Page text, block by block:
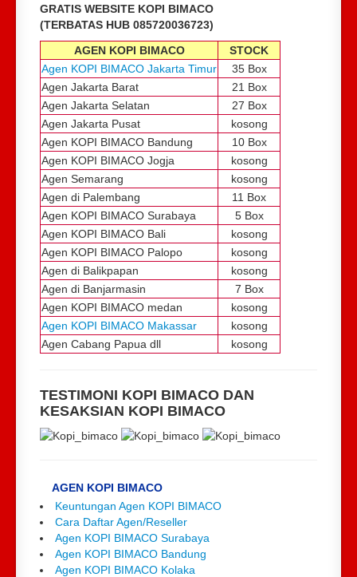
GRATIS WEBSITE KOPI BIMACO
(TERBATAS HUB 085720036723)
AGEN KOPI BIMACO
STOCK
Agen KOPI BIMACO Jakarta Timur
35 Box
Agen Jakarta Barat
21 Box
Agen Jakarta Selatan
27 Box
Agen Jakarta Pusat
kosong
Agen KOPI BIMACO Bandung
10 Box
Agen KOPI BIMACO Jogja
kosong
Agen Semarang
kosong
Agen di Palembang
11 Box
Agen KOPI BIMACO Surabaya
5 Box
Agen KOPI BIMACO Bali
kosong
Agen KOPI BIMACO Palopo
kosong
Agen di Balikpapan
kosong
Agen di Banjarmasin
7 Box
Agen KOPI BIMACO medan
kosong
Agen KOPI BIMACO Makassar
kosong
Agen Cabang Papua dll
kosong
TESTIMONI KOPI BIMACO DAN
KESAKSIAN KOPI BIMACO
AGEN KOPI BIMACO
Keuntungan Agen KOPI BIMACO
Cara Daftar Agen/Reseller
Agen KOPI BIMACO Surabaya
Agen KOPI BIMACO Bandung
Agen KOPI BIMACO Kolaka